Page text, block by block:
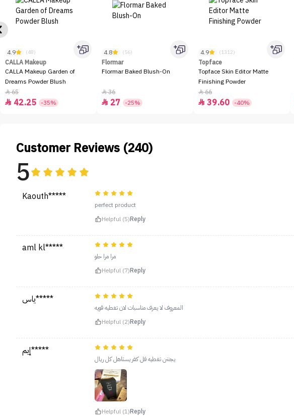
4.9 (48)
CALLA Makeup
CALLA Makeup Garden of
Dreams Powder Blush
65
 42.25 -35%
4.8 (56)
Flormar
Flormar Baked Blush-On
36
 27 -25%
4.9 (1312)
Topface
Topface Skin Editor Matte
Finishing Powder
66
 39.60 -40%
Customer Reviews (240)
5
Kaouth*****
perfect product
Helpful (5)Reply
aml kl*****
مرا مرا حلو
Helpful (7)Reply
ياس*****
المعروف لا يعرف مناسبات لان تغطيه قويه
Helpful (2)Reply
إيم*****
يجننن تغطيه فل كفر يستاهل كل ريال
Helpful (1)Reply